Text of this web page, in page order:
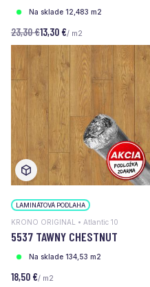
Na sklade 12,483 m2
23,30 €13,30 €/ m2
LAMINÁTOVÁ PODLAHA
KRONO ORIGINAL • Atlantic 10
5537 TAWNY CHESTNUT
Na sklade 134,53 m2
18,50 €/ m2